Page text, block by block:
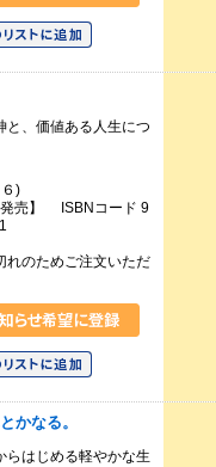
と、価値ある人生につ
)
発売】 ISBNコード 9
れのためご注文いただ
かなる。
らはじめる軽やかな生